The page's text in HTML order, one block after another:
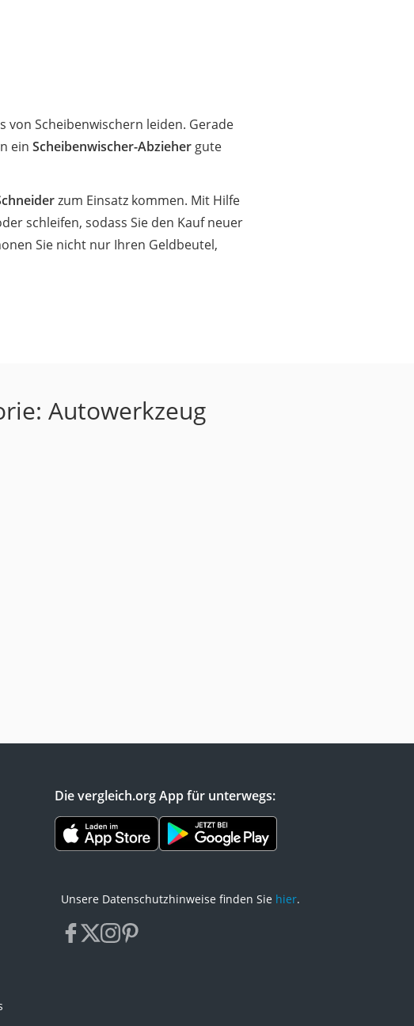
Scheibenwischern leiden. Gerade
einScheibenwischer-Abzieher gute
zum Einsatz kommen. Mit Hilfe
schleifen, sodass Sie den Kauf neuer
Sie nicht nur Ihren Geldbeutel,
Autowerkzeug
Die vergleich.org App für unterwegs:
Unsere Datenschutzhinweise finden Sie hier.
facebook
x instagram
pinterest